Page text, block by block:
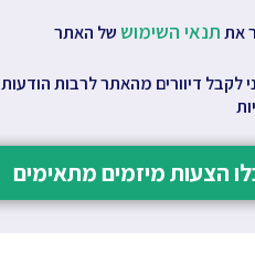
אתתנאי השימוש של האתר
לקבל דיוורים מהאתר לרבות הודעות
הצעות מיזמים מתאימים